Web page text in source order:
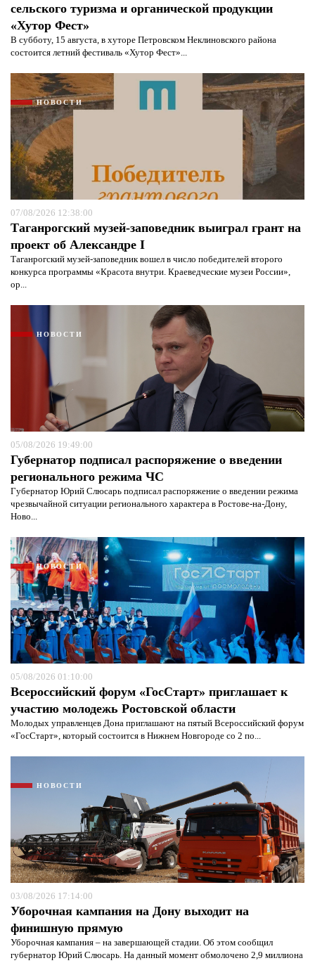
сельского туризма и органической продукции
«Хутор Фест»
В субботу, 15 августа, в хуторе Петровском Неклиновского района
состоится летний фестиваль «Хутор Фест»...
НОВОСТИ
07/08/2026 12:38:00
Таганрогский музей-заповедник выиграл грант на
проект об Александре I
Таганрогский музей-заповедник вошел в число победителей второго
конкурса программы «Красота внутри. Краеведческие музеи России»,
ор...
НОВОСТИ
05/08/2026 19:49:00
Губернатор подписал распоряжение о введении
регионального режима ЧС
Губернатор Юрий Слюсарь подписал распоряжение о введении режима
чрезвычайной ситуации регионального характера в Ростове-на-Дону,
Ново...
НОВОСТИ
05/08/2026 01:10:00
Всероссийский форум «ГосСтарт» приглашает к
участию молодежь Ростовской области
Молодых управленцев Дона приглашают на пятый Всероссийский форум
«ГосСтарт», который состоится в Нижнем Новгороде со 2 по...
НОВОСТИ
03/08/2026 17:14:00
Уборочная кампания на Дону выходит на
финишную прямую
Уборочная кампания – на завершающей стадии. Об этом сообщил
губернатор Юрий Слюсарь. На данный момент обмолочено 2,9 миллиона
политикой конфиденциальности и
защиты информации*
Я согласен сполитикой конфиденциальности и
защиты информации*